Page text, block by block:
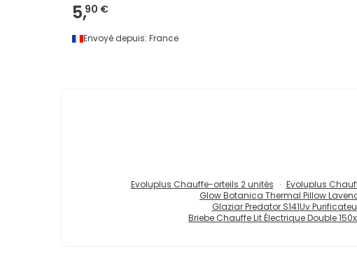
5,90 €
Envoyé depuis: France
Evoluplus Chauffe-orteils 2 unités Evoluplus
Glow Botanica Thermal Pillow
Glaziar Predator S141Uv
Briebe Chauffe Lit Électrique Double